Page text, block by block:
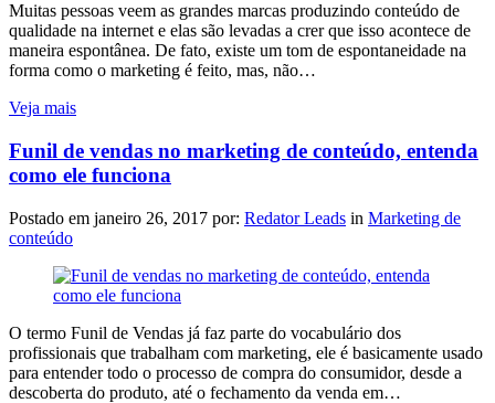
Muitas pessoas veem as grandes marcas produzindo conteúdo de
qualidade na internet e elas são levadas a crer que isso acontece de
maneira espontânea. De fato, existe um tom de espontaneidade na
forma como o marketing é feito, mas, não…
Veja mais
Funil de vendas no marketing de conteúdo, entenda
como ele funciona
Postado em janeiro 26, 2017 por: Redator Leads in Marketing de
conteúdo
O termo Funil de Vendas já faz parte do vocabulário dos
profissionais que trabalham com marketing, ele é basicamente usado
para entender todo o processo de compra do consumidor, desde a
descoberta do produto, até o fechamento da venda em…